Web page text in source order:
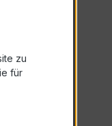
zu
für